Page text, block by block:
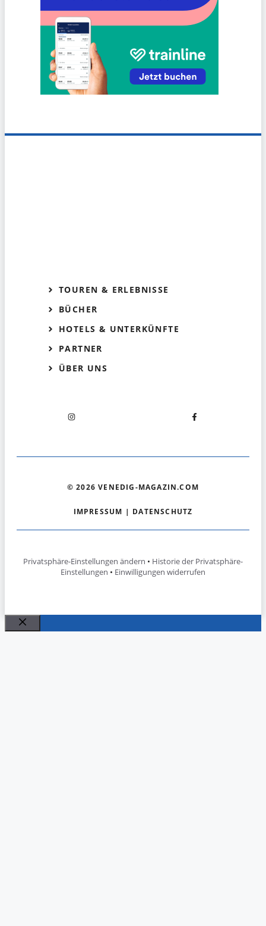
TOUREN & ERLEBNISSE
BÜCHER
HOTELS & UNTERKÜNFTE
PARTNER
ÜBER UNS
© 2026 VENEDIG-MAGAZIN.COM
IMPRESSUM | DATENSCHUTZ
Privatsphäre-Einstellungen ändern • Historie der Privatsphäre-
Einstellungen • Einwilligungen widerrufen
Schließen